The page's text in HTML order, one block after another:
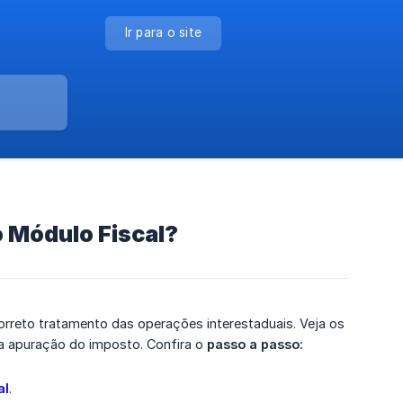
Ir para o site
Módulo Fiscal?
tratamento das operações interestaduais. Veja os
apuração do imposto. Confira o passo a passo:
.